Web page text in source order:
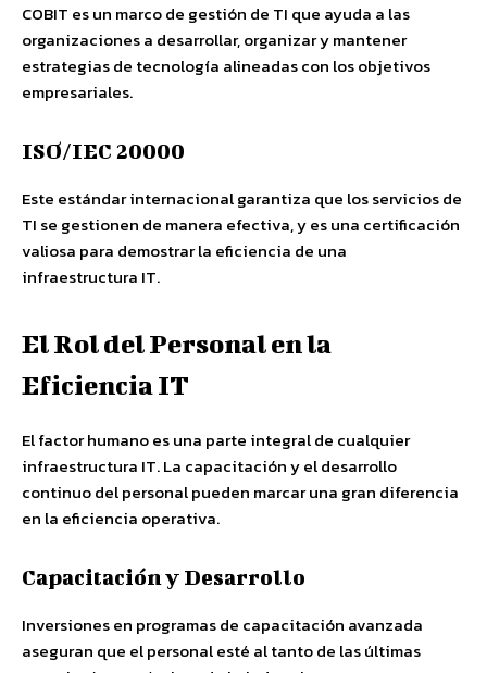
COBIT es un marco de gestión de TI que ayuda a las
organizaciones a desarrollar, organizar y mantener
estrategias de tecnología alineadas con los objetivos
empresariales.
ISO/IEC 20000
Este estándar internacional garantiza que los servicios de
TI se gestionen de manera efectiva, y es una certificación
valiosa para demostrar la eficiencia de una
infraestructura IT.
El Rol del Personal en la
Eficiencia IT
El factor humano es una parte integral de cualquier
infraestructura IT. La capacitación y el desarrollo
continuo del personal pueden marcar una gran diferencia
en la eficiencia operativa.
Capacitación y Desarrollo
Inversiones en programas de capacitación avanzada
aseguran que el personal esté al tanto de las últimas